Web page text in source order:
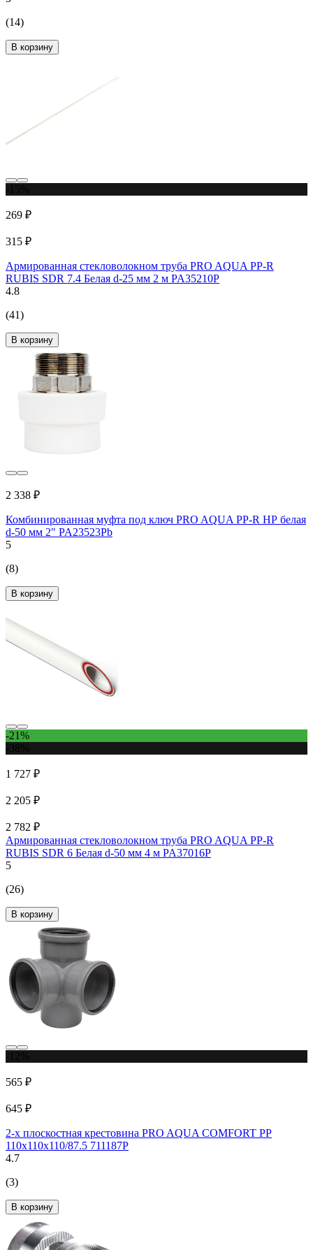
(14)
В корзину
269 ₽
315 ₽
Армированная стекловолокном труба PRO AQUA PP-R
RUBIS SDR 7.4 Белая d-25 мм 2 м PA35210P
4.8
(41)
В корзину
2 338 ₽
Комбинированная муфта под ключ PRO AQUA PP-R НР белая
d-50 мм 2" PA23523Pb
5
(8)
В корзину
-21%
1 727 ₽
2 205 ₽
2 782 ₽
Армированная стекловолокном труба PRO AQUA PP-R
RUBIS SDR 6 Белая d-50 мм 4 м PA37016P
5
(26)
В корзину
565 ₽
645 ₽
2-х плоскостная крестовина PRO AQUA COMFORT PP
110x110x110/87.5 711187P
4.7
(3)
В корзину